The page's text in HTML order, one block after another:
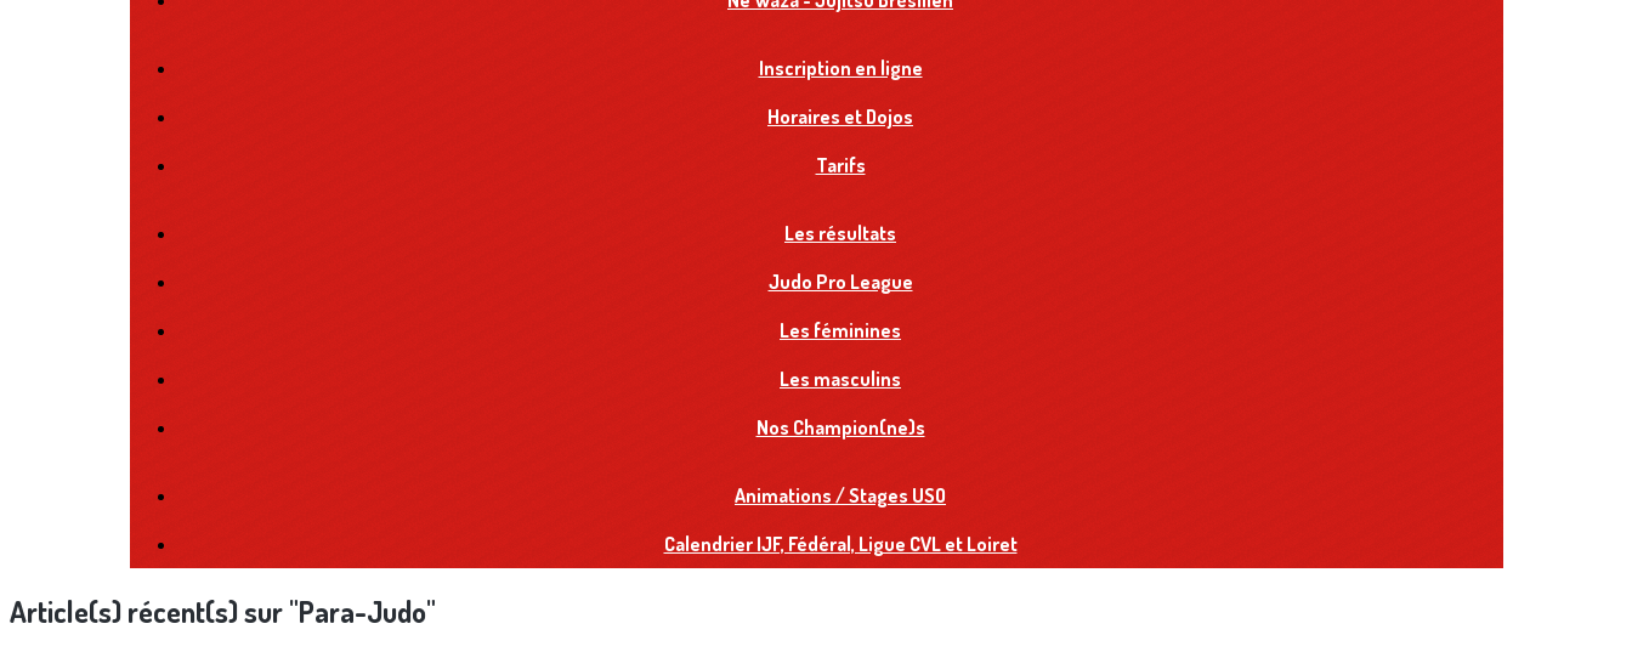
Inscription en ligne
Horaires et Dojos
Tarifs
Les résultats
Judo Pro League
Les féminines
Les masculins
Nos Champion(ne)s
Animations / Stages USO
Calendrier IJF, Fédéral, Ligue CVL et Loiret
Article(s) récent(s) sur "Para-Judo"